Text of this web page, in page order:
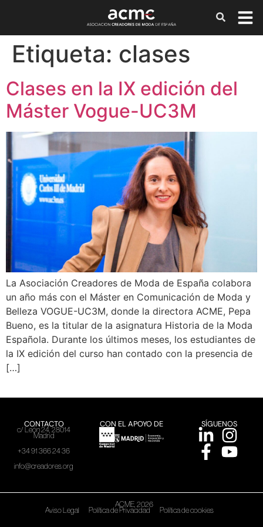
Etiqueta: clases
Clases en la IX edición del
Máster Vogue-UC3M
La Asociación Creadores de Moda de España colabora
un año más con el Máster en Comunicación de Moda y
Belleza VOGUE-UC3M, donde la directora ACME, Pepa
Bueno, es la titular de la asignatura Historia de la Moda
Española. Durante los últimos meses, los estudiantes de
la IX edición del curso han contado con la presencia de
[…]
CONTACTO
c/ León 24, 28014
Madrid
+34 91 366 24 36
info@creadores.org
CON EL APOYO DE SÍGUENOS
ACME, 2026
Aviso Legal Política de Privacidad Política de cookies